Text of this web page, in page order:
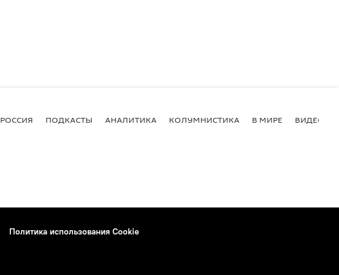
РОССИЯ ПОДКАСТЫ АНАЛИТИКА КОЛУМНИСТИКА В МИРЕ ВИДЕО
Политика использования Cookie